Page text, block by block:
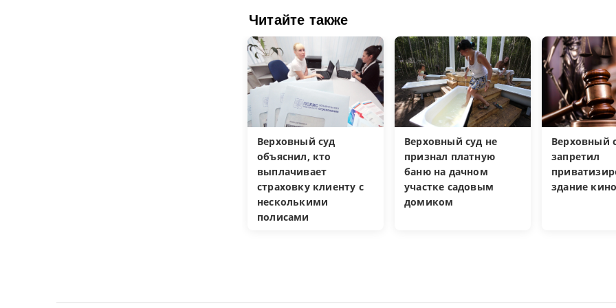
Читайте также
Верховный суд
объяснил, кто
выплачивает
страховку клиенту с
несколькими
полисами
Верховный суд не
признал платную
баню на дачном
участке садовым
домиком
Верховный
запретил
здание